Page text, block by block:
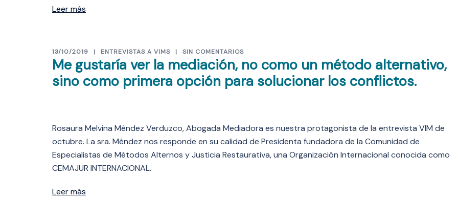
Leer más
13/10/2019 ENTREVISTAS A VIMS SIN COMENTARIOS
Me gustaría ver la mediación, no como un método alternativo,
sino como primera opción para solucionar los conflictos.
Rosaura Melvina Méndez Verduzco, Abogada Mediadora es nuestra protagonista de la entrevista VIM de
octubre. La sra. Méndez nos responde en su calidad de Presidenta fundadora de la Comunidad de
Especialistas de Métodos Alternos y Justicia Restaurativa, una Organización Internacional conocida como
CEMAJUR INTERNACIONAL.
Leer más